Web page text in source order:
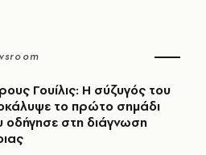
Γουίλις: Η σύζυγός του
το πρώτο σημάδι
οδήγησε στη διάγνωση